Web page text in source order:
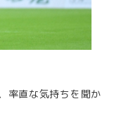
率直な気持ちを聞か